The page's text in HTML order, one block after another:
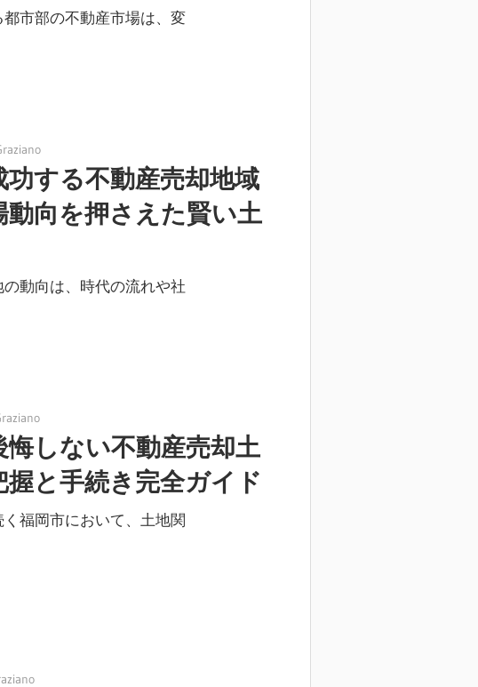
市部の不動産市場は、変
功する不動産売却地域
動向を押さえた賢い土
動向は、時代の流れや社
悔しない不動産売却土
握と手続き完全ガイド
福岡市において、土地関